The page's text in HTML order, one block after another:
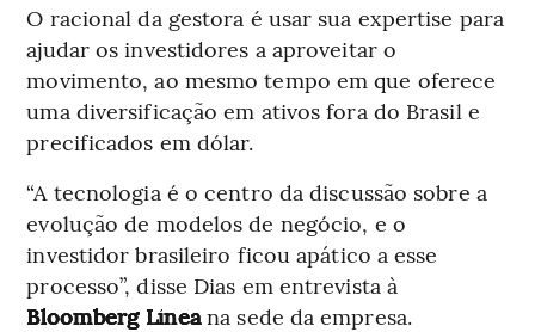
O racional da gestora é usar sua expertise para
ajudar os investidores a aproveitar o
movimento, ao mesmo tempo em que oferece
uma diversificação em ativos fora do Brasil e
precificados em dólar.
“A tecnologia é o centro da discussão sobre a
evolução de modelos de negócio, e o
investidor brasileiro ficou apático a esse
processo”, disse Dias em entrevista à
Bloomberg Líneana sede da empresa.